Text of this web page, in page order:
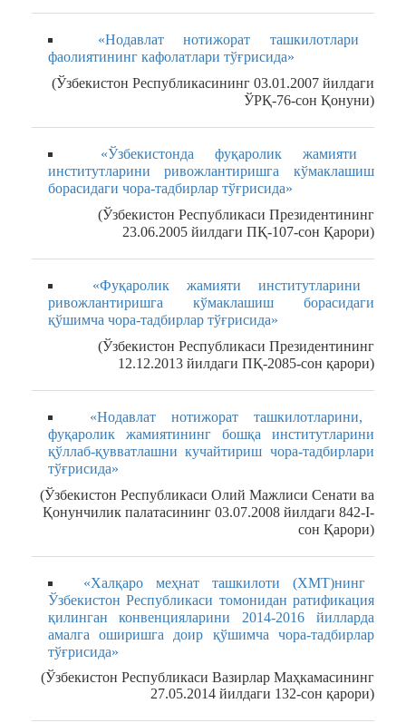
«Нодавлат нотижорат ташкилотлари
фаолиятининг кафолатлари тўғрисида»
(Ўзбекистон Республикасининг 03.01.2007 йилдаги
ЎРҚ-76-сон Қонуни)
«Ўзбекистонда фуқаролик жамияти
институтларини ривожлантиришга кўмаклашиш
борасидаги чора-тадбирлар тўғрисида»
(Ўзбекистон Республикаси Президентининг
23.06.2005 йилдаги ПҚ-107-сон Қарори)
«Фуқаролик жамияти институтларини
ривожлантиришга кўмаклашиш борасидаги
қўшимча чора-тадбирлар тўғрисида»
(Ўзбекистон Республикаси Президентининг
12.12.2013 йилдаги ПҚ-2085-сон қарори)
«Нодавлат нотижорат ташкилотларини,
фуқаролик жамиятининг бошқа институтларини
қўллаб-қувватлашни кучайтириш чора-тадбирлари
тўғрисида»
(Ўзбекистон Республикаси Олий Мажлиси Сенати ва
Қонунчилик палатасининг 03.07.2008 йилдаги 842-I-
сон Қарори)
«Халқаро меҳнат ташкилоти (ХМТ)нинг
Ўзбекистон Республикаси томонидан ратификация
қилинган конвенцияларини 2014-2016 йилларда
амалга оширишга доир қўшимча чора-тадбирлар
тўғрисида»
(Ўзбекистон Республикаси Вазирлар Маҳкамасининг
27.05.2014 йилдаги 132-сон қарори)